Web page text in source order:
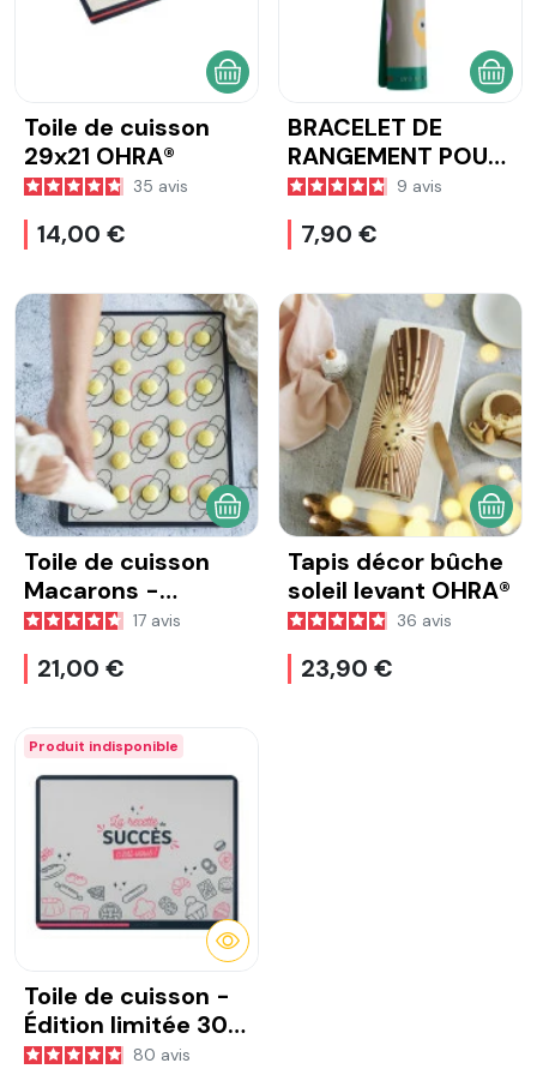
Toile de cuisson
29x21 OHRA®
35 avis
14,00 €
AJOUTER AU PANIER
BRACELET DE
RANGEMENT POUR
TOILE DE CUISSON
- KIDS
9 avis
7,90 €
Toile de cuisson
Macarons -
Signature Maëlig
Georgelin
17 avis
21,00 €
AJOUTER AU PANIER
Tapis décor bûche
soleil levant OHRA®
36 avis
23,90 €
Produit indisponible
Toile de cuisson -
Édition limitée 30
ans 40x30 Ohra®
80 avis
DÉTAILS